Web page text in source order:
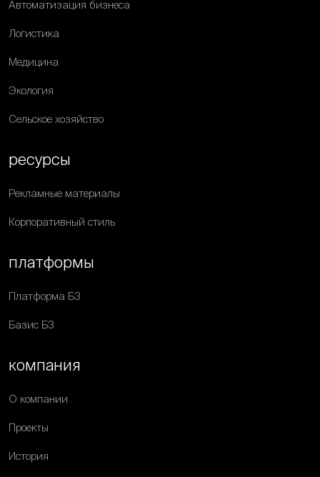
Автоматизация бизнеса
Логистика
Медицина
Экология
Сельское хозяйство
ресурсы
Рекламные материалы
Корпоративный стиль
платформы
Платформа Б3
Базис Б3
компания
О компании
Проекты
История